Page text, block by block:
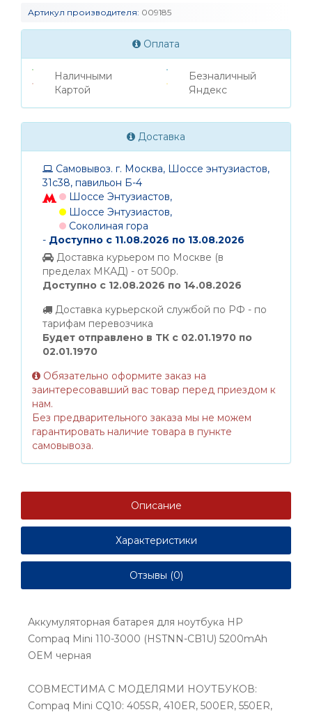
Артикул производителя: 009185
Оплата
Наличными
Картой
Безналичный
Яндекс
Доставка
Самовывоз. г. Москва, Шоссе энтузиастов,
31с38, павильон Б-4
Шоссе Энтузиастов,
Шоссе Энтузиастов,
Соколиная гора
- Доступно с 11.08.2026 по 13.08.2026
Доставка курьером по Москве (в
пределах МКАД) - от 500р.
Доступно с 12.08.2026 по 14.08.2026
Доставка курьерской службой по РФ - по
тарифам перевозчика
Будет отправлено в ТК с 02.01.1970 по
02.01.1970
Обязательно оформите заказ на
заинтересовавший вас товар перед приездом к
нам.
Без предварительного заказа мы не можем
гарантировать наличие товара в пункте
самовывоза.
Описание
Характеристики
Отзывы (0)
Аккумуляторная батарея для ноутбука HP
Compaq Mini 110-3000 (HSTNN-CB1U) 5200mAh
OEM черная
СОВМЕСТИМА С МОДЕЛЯМИ НОУТБУКОВ:
Compaq Mini CQ10: 405SR, 410ER, 500ER, 550ER,